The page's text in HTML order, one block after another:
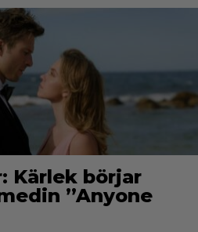
Kärlek börjar
”Anyone